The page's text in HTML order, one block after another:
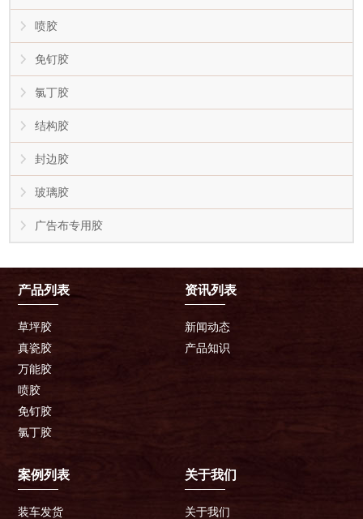
喷胶
免钉胶
氯丁胶
结构胶
封边胶
玻璃胶
广告布专用胶
产品列表
草坪胶
真瓷胶
万能胶
喷胶
免钉胶
氯丁胶
资讯列表
新闻动态
产品知识
案例列表
装车发货
关于我们
关于我们